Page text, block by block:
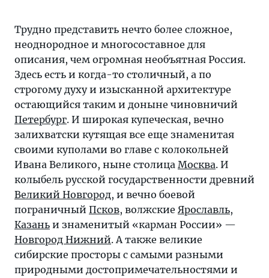
Трудно представить нечто более сложное,
неоднородное и многосоставное для
описания, чем огромная необъятная Россия.
Здесь есть и когда-то столичный, а по
строгому духу и изысканной архитектуре
остающийся таким и доныне чиновничий
Петербург. И широкая купеческая, вечно
залихватски кутящая все еще знаменитая
своими куполами во главе с колокольней
Ивана Великого, ныне столица Москва. И
колыбель русской государственности древний
Великий Новгород, и вечно боевой
пограничный Псков, волжские Ярославль,
Казань и знаменитый «карман России» —
Новгород Нижний. А также великие
сибирские просторы с самыми разными
природными достопримечательностями и